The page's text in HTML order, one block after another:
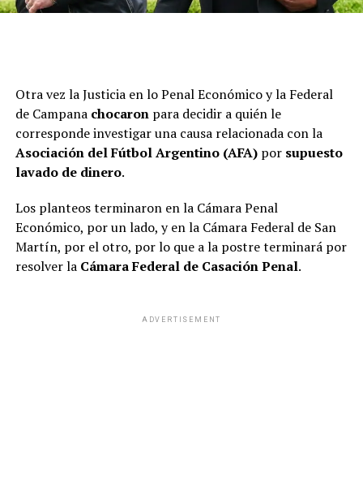
Luego, el presidente de la Conferencia Episcopal
del país. “En usted recibimos el abrazo del Santo Padre.
El decreto fue emitido ad referéndum del pleno del
Senado, lo que significa que la decisión definitiva no
recaía en la vicepresidenta sino en el propio recinto,
simple. Finalmente, a instancias de la jefa de bloque de
La Libertad Avanza, Patricia Bullrich, y con apoyo del
peronismo, la autorización pasó a comisiones. En los
hechos, ni Sagasti ni Fama podrán votar.
Otra vez la Justicia en lo Penal Económico y la Federal
de Campana chocaron para decidir a quién le
corresponde investigar una causa relacionada con la
Asociación del Fútbol Argentino (AFA) por supuesto
lavado de dinero.
Los planteos terminaron en la Cámara Penal
Económico, por un lado, y en la Cámara Federal de San
Martín, por el otro, por lo que a la postre terminará por
resolver la Cámara Federal de Casación Penal.
ADVERTISEMENT